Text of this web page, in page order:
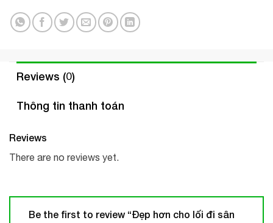
Reviews (0)
Thông tin thanh toán
Reviews
There are no reviews yet.
Be the first to review “Đẹp hơn cho lối đi sân